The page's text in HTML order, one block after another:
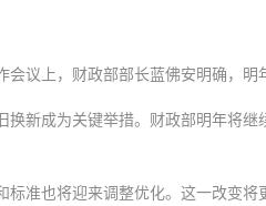
会议上，财政部部长蓝佛安明确，
换新成为关键举措。财政部明年将
标准也将迎来调整优化。这一改变